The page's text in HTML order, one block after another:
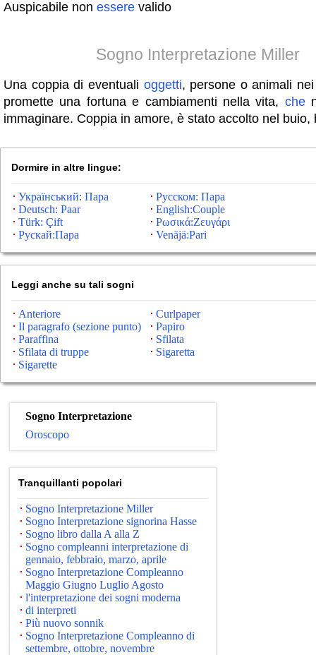
Auspicabile non essere valido
Sogno Interpretazione Miller
Una coppia di eventuali oggetti, persone o animali
promette una fortuna e cambiamenti nella vita, che
immaginare. Coppia in amore, è stato accolto nel buio,
Dormire in altre lingue:
Український: Пара
Русском: Пара
Deutsch: Paar
English:Couple
Türk: Çift
Ρωσικά:Ζευγάρι
Рускай:Пара
Venäjä:Pari
Leggi anche su tali sogni
Anteriore
Curlpaper
Il paragrafo (sezione punto)
Papiro
Paraffina
Sfilata
Sfilata di truppe
Sigaretta
Sigarette
Sogno Interpretazione
Oroscopo
Tranquillanti popolari
Sogno Interpretazione Miller
Sogno Interpretazione signorina Hasse
Sogno libro dalla A alla Z
Sogno compleanni interpretazione di
gennaio, febbraio, marzo, aprile
Sogno Interpretazione Compleanno
Maggio Giugno Luglio Agosto
l'interpretazione dei sogni moderna
di interpreti
Più nuovo sonnik
Sogno Interpretazione Compleanno di
settembre, ottobre, novembre